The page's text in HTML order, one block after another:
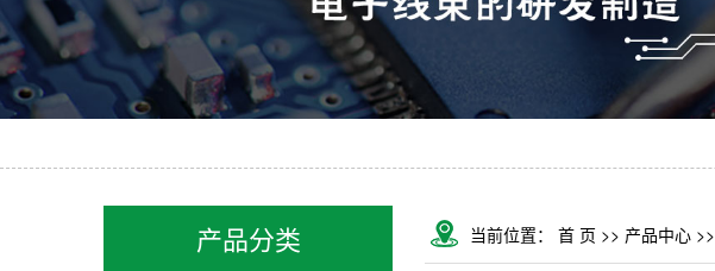
浙江FPC/FFC连接器
浙江IC脚座连接器
浙江USB&RJ连接器
浙江IC socket
浙江线束类
浙江D-SUB连接器
荣誉资质
产品分类 当前位置： 首 页 >> 产品中心 >>